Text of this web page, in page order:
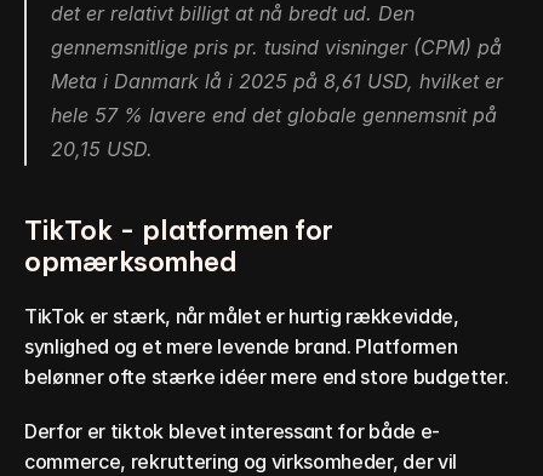
det er relativt billigt at nå bredt ud. Den
gennemsnitlige pris pr. tusind visninger (CPM) på
Meta i Danmark lå i 2025 på 8,61 USD, hvilket er
hele 57 % lavere end det globale gennemsnit på
20,15 USD.
TikTok - platformen for
opmærksomhed
TikTok er stærk, når målet er hurtig rækkevidde,
synlighed og et mere levende brand. Platformen
belønner ofte stærke idéer mere end store budgetter.
Derfor er tiktok blevet interessant for både e-
commerce, rekruttering og virksomheder, der vil